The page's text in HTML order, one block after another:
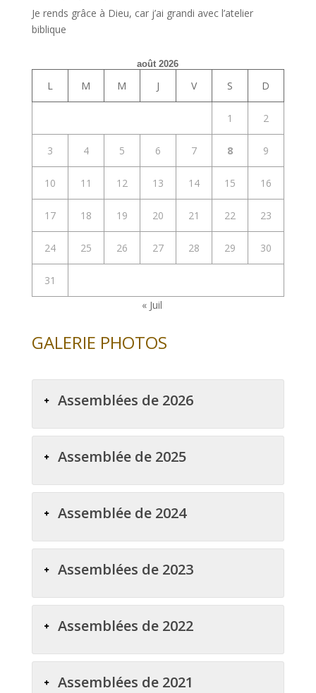
Je rends grâce à Dieu, car j’ai grandi avec l’atelier
biblique
août 2026
L M M J V S D
1 2
3 4 5 6 7 8 9
10 11 12 13 14 15 16
17 18 19 20 21 22 23
24 25 26 27 28 29 30
31
« Juil
GALERIE PHOTOS
Assemblées de 2026
Assemblée de 2025
Assemblée de 2024
Assemblées de 2023
Assemblées de 2022
Assemblées de 2021